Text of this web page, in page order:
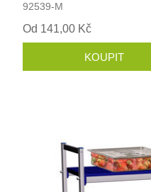
92539-M
Od 141,00 Kč